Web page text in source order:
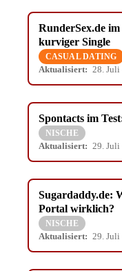
RunderSex.de
kurviger Single
CASUAL DATING
Aktualisiert: 28. Juli
Spontacts im
NISCHE
Aktualisiert: 29. Juli
Sugardaddy.de:
Portal wirklich?
NISCHE
Aktualisiert: 29. Juli